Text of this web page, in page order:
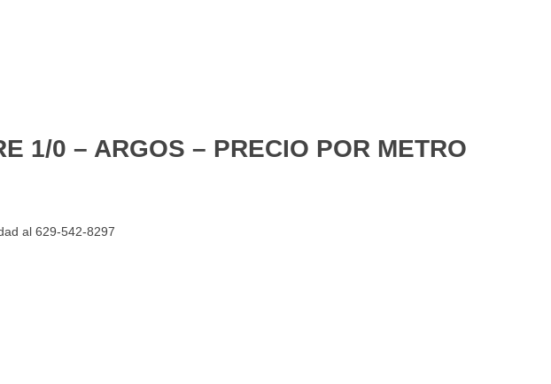
1/0 – ARGOS – PRECIO POR METRO
al 629-542-8297